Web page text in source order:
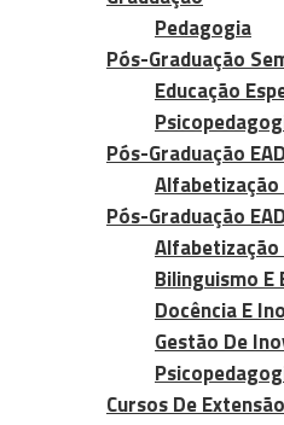
Pedagogia
Pós-Graduação
Educação
Pós-Graduação
Alfabetização
Pós-Graduação EAD
Alfabetização
Bilinguismo
Docência E
Gestão De
Cursos De Extensão